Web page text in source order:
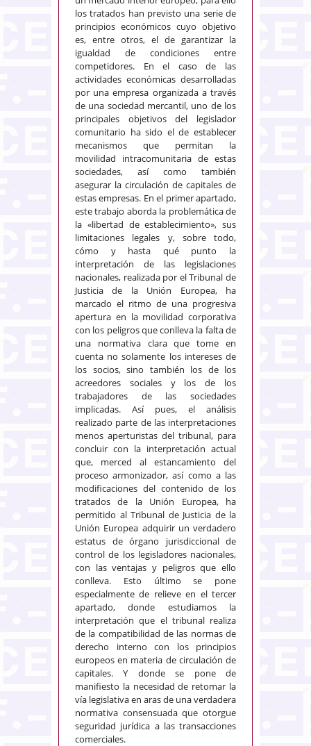
los tratados han previsto una serie de
principios económicos cuyo objetivo
es, entre otros, el de garantizar la
igualdad de condiciones entre
competidores. En el caso de las
actividades económicas desarrolladas
por una empresa organizada a través
de una sociedad mercantil, uno de los
principales objetivos del legislador
comunitario ha sido el de establecer
mecanismos que permitan la
movilidad intracomunitaria de estas
sociedades, así como también
asegurar la circulación de capitales de
estas empresas. En el primer apartado,
este trabajo aborda la problemática de
la «libertad de establecimiento», sus
limitaciones legales y, sobre todo,
cómo y hasta qué punto la
interpretación de las legislaciones
nacionales, realizada por el Tribunal de
Justicia de la Unión Europea, ha
marcado el ritmo de una progresiva
apertura en la movilidad corporativa
con los peligros que conlleva la falta de
una normativa clara que tome en
cuenta no solamente los intereses de
los socios, sino también los de los
acreedores sociales y los de los
trabajadores de las sociedades
implicadas. Así pues, el análisis
realizado parte de las interpretaciones
menos aperturistas del tribunal, para
concluir con la interpretación actual
que, merced al estancamiento del
proceso armonizador, así como a las
modificaciones del contenido de los
tratados de la Unión Europea, ha
permitido al Tribunal de Justicia de la
Unión Europea adquirir un verdadero
estatus de órgano jurisdiccional de
control de los legisladores nacionales,
con las ventajas y peligros que ello
conlleva. Esto último se pone
especialmente de relieve en el tercer
apartado, donde estudiamos la
interpretación que el tribunal realiza
de la compatibilidad de las normas de
derecho interno con los principios
europeos en materia de circulación de
capitales. Y donde se pone de
manifiesto la necesidad de retomar la
vía legislativa en aras de una verdadera
normativa consensuada que otorgue
seguridad jurídica a las transacciones
comerciales.